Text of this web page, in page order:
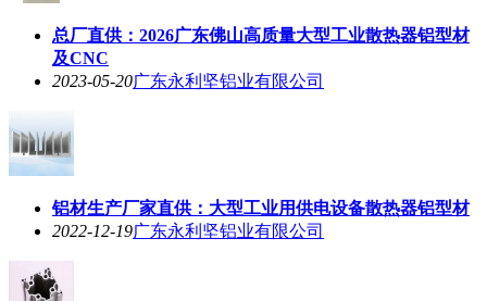
总厂直供：2026广东佛山高质量大型工业散热器铝型材
及CNC
2023-05-20广东永利坚铝业有限公司
铝材生产厂家直供：大型工业用供电设备散热器铝型材
2022-12-19广东永利坚铝业有限公司